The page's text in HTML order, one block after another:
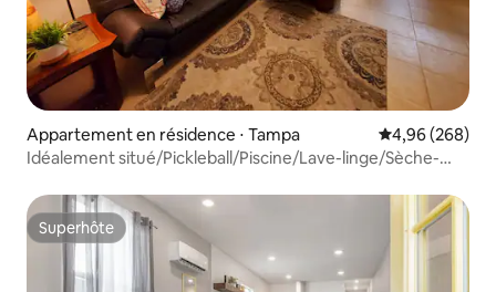
Appartement en résidence ⋅ Tampa Évaluation
4,96 (268)
Idéalement situé/Pickleball/Piscine/Lave-linge/Sèche-
Superhôte
Superhôte